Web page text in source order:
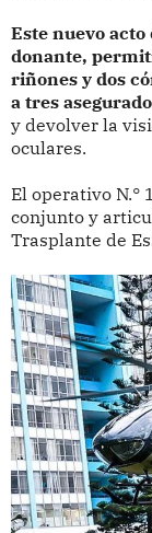
Este nuevo
donante,
riñones y dos
a tres
y devolver la
oculares.
El operativo N.°
conjunto y
Trasplante de